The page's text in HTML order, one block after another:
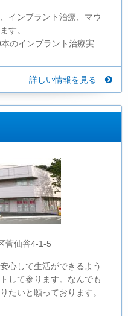
インプラント治療、マウ
す。
のインプラント治療実...
詳しい情報を見る
菅仙谷4-1-5
心して生活ができるよう
して参ります。なんでも
たいと願っております。